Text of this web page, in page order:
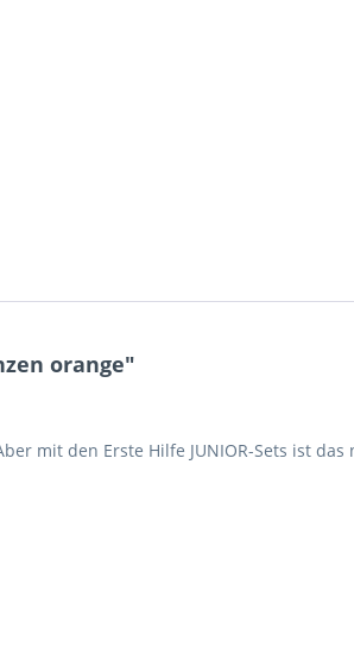
orange"
mit den Erste Hilfe JUNIOR-Sets ist